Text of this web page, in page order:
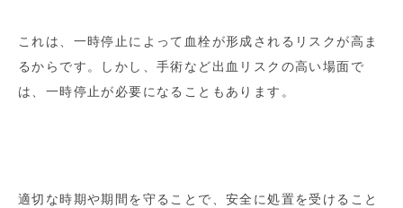
これは、一時停止によって血栓が形成されるリスクが高ま
るからです。しかし、手術など出血リスクの高い場面で
は、一時停止が必要になることもあります。
適切な時期や期間を守ることで、安全に処置を受けること